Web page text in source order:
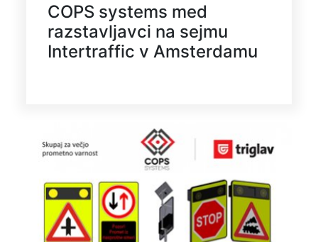
COPS systems med
razstavljavci na sejmu
Intertraffic v Amsterdamu